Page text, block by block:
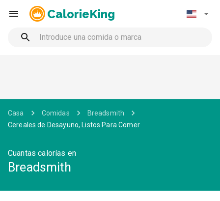
CalorieKing
Casa Comidas
Breadsmith
Cereales de Desayuno, Listos Para Comer
Cuantas calorías en
Breadsmith